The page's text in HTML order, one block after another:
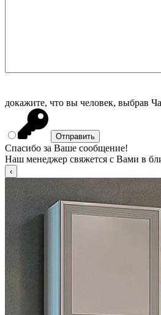
докажите, что вы человек, выбрав
Спасибо за Ваше сообщение!
Наш менеджер свяжется с Вами в